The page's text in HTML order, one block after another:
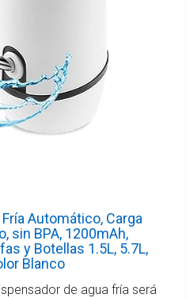
Automático, Carga
sin BPA, 1200mAh,
y Botellas 1.5L, 5.7L,
Blanco
de agua fría será